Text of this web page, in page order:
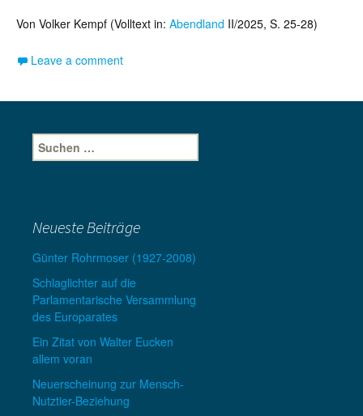
Von Volker Kempf (Volltext in: Abendland II/2025, S. 25-28)
Leave a comment
Suche
nach:
Neueste Beiträge
Günter Rohrmoser (1927-2008)
Schlaglichter auf die
Parlamentarische Versammlung
des Europarates
Ein Zitat von Walter Eucken
allem voran
Neuerscheinung zur Mensch-
Nutztier-Beziehung